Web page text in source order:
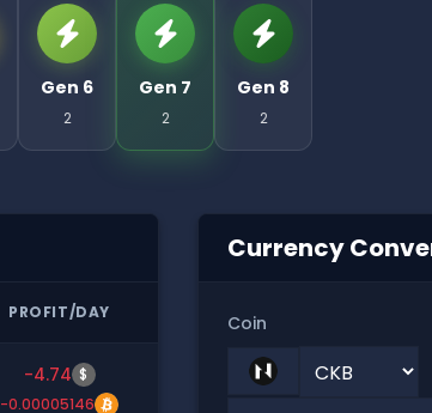
Gen 6
2
Gen 7
2
Gen 8
2
PROFIT/DAY
-4.74 $
-0.00005146
Currency
Coin